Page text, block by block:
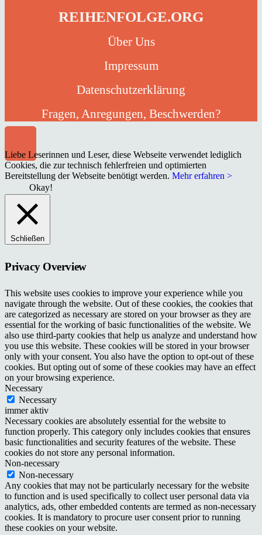
REIHENFOLGE.ORG
Über Uns
Impressum
Datenschutzerklärung
Fragen, Anregungen, Beschwerden?
Liebe Leserinnen und Leser, diese Webseite verwendet lediglich
Cookies, die zur technisch fehlerfreien und optimierten
Bereitstellung der Webseite benötigt werden. Mehr erfahren >
Okay!
Schließen
Privacy Overview
This website uses cookies to improve your experience while you
navigate through the website. Out of these cookies, the cookies that
are categorized as necessary are stored on your browser as they are
essential for the working of basic functionalities of the website. We
also use third-party cookies that help us analyze and understand how
you use this website. These cookies will be stored in your browser
only with your consent. You also have the option to opt-out of these
cookies. But opting out of some of these cookies may have an effect
on your browsing experience.
Necessary
Necessary
immer aktiv
Necessary cookies are absolutely essential for the website to
function properly. This category only includes cookies that ensures
basic functionalities and security features of the website. These
cookies do not store any personal information.
Non-necessary
Non-necessary
Any cookies that may not be particularly necessary for the website
to function and is used specifically to collect user personal data via
analytics, ads, other embedded contents are termed as non-necessary
cookies. It is mandatory to procure user consent prior to running
these cookies on your website.